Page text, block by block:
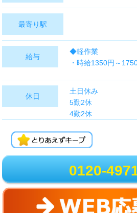
最寄り駅
給与
◆軽作業
・時給1350円～
※勤務地により異な
◆高収入
・時給1450円～
・日給12000円～
※その他にも数多く
で
ご相談ください
休日
土日休み
5勤2休
4勤2休
0120-